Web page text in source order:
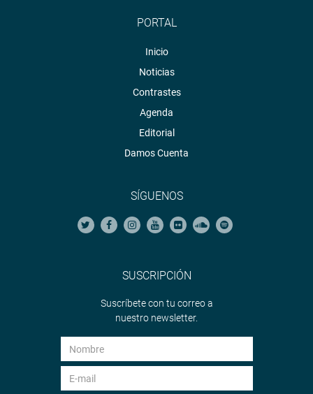
PORTAL
Inicio
Noticias
Contrastes
Agenda
Editorial
Damos Cuenta
SÍGUENOS
SUSCRIPCIÓN
Suscríbete con tu correo a
nuestro newsletter.